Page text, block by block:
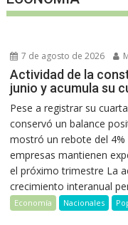
7 de agosto de 2026
Actividad de la
junio y acumula su
Pese a registrar su
conservó un balance
mostró un rebote del
empresas mantienen
el próximo trimestre La
crecimiento interanual
Economía Nacionales